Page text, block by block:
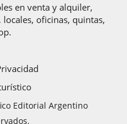
en venta y alquiler,
oficinas, quintas,
Editorial Argentino